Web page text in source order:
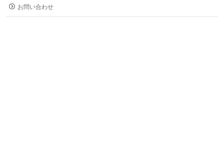
お問い合わせ